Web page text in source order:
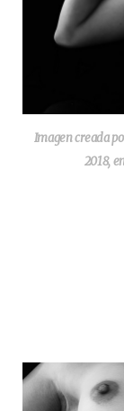
Imagen creada
2018,